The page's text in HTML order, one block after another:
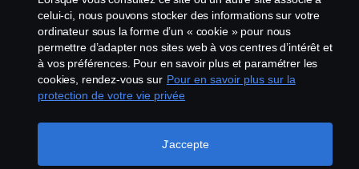
Scania in Your Region: France
celui-ci, nous pouvons stocker des informations sur votre
ordinateur sous la forme d’un « cookie » pour nous
permettre d’adapter nos sites web à vos centres d’intérêt et
à vos préférences. Pour en savoir plus et paramétrer les
cookies, rendez-vous sur Pour en savoir plus sur la
protection de votre vie privée
J'accepte